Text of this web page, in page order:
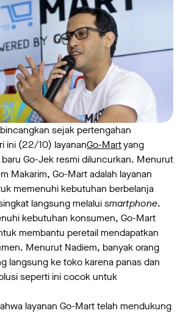
sejak pertengahan
ini (22/10) layananGo-Martyang
Go-Jek resmi diluncurkan. Menurut
Makarim, Go-Mart adalah layanan
memenuhi kebutuhan berbelanja
langsung melaluismartphone.
kebutuhan konsumen, Go-Mart
membantu peretail mendapatkan
Menurut Nadiem, banyak orang
langsung ke toko karena panas dan
seperti ini cocok untuk
layanan Go-Mart telah mendukung